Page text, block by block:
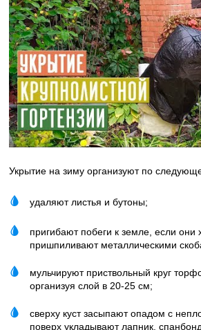
Укрытие на зиму организуют по
удаляют листья и бутоны;
пригибают побеги к земле, если они
пришпиливают металлическими
мульчируют приствольный круг
организуя слой в 20-25 см;
сверху куст засыпают опадом с
поверх укладывают лапник,